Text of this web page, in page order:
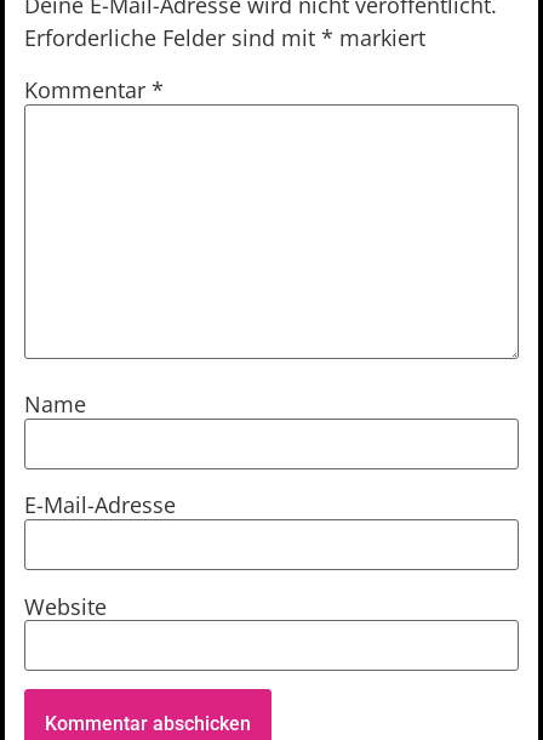
Erforderliche Felder sind mit * markiert
Kommentar *
Name
E-Mail-Adresse
Website